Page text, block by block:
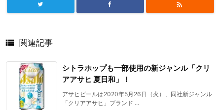

 関連記事
シトラホップも一部使用の新ジャンル「クリ
アアサヒ 夏日和」！
アサヒビールは2020年5月26日（火）、同社新ジャンル
「クリアアサヒ」ブランド ...